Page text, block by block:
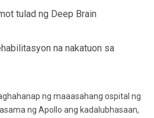
tulad ng Deep Brain
na nakatuon sa
ng maaasahang ospital ng
ng Apollo ang kadalubhasaan,